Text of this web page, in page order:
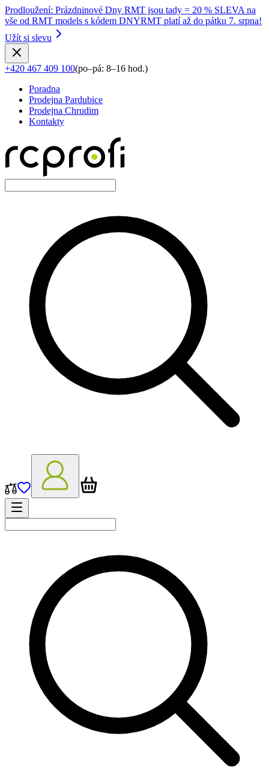
Prodloužení: Prázdninové Dny RMT jsou tady = 20 % SLEVA na
vše od RMT models s kódem DNYRMT platí až do pátku 7. srpna!
Užít si slevu
+420 467 409 100(po–pá: 8–16 hod.)
Poradna
Prodejna Pardubice
Prodejna Chrudim
Kontakty